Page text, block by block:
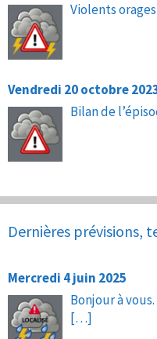
Violents
Vendredi 20 octobre
Bilan de
Dernières prévisions,
Mercredi 4 juin 2025
Bonjour à
[…]